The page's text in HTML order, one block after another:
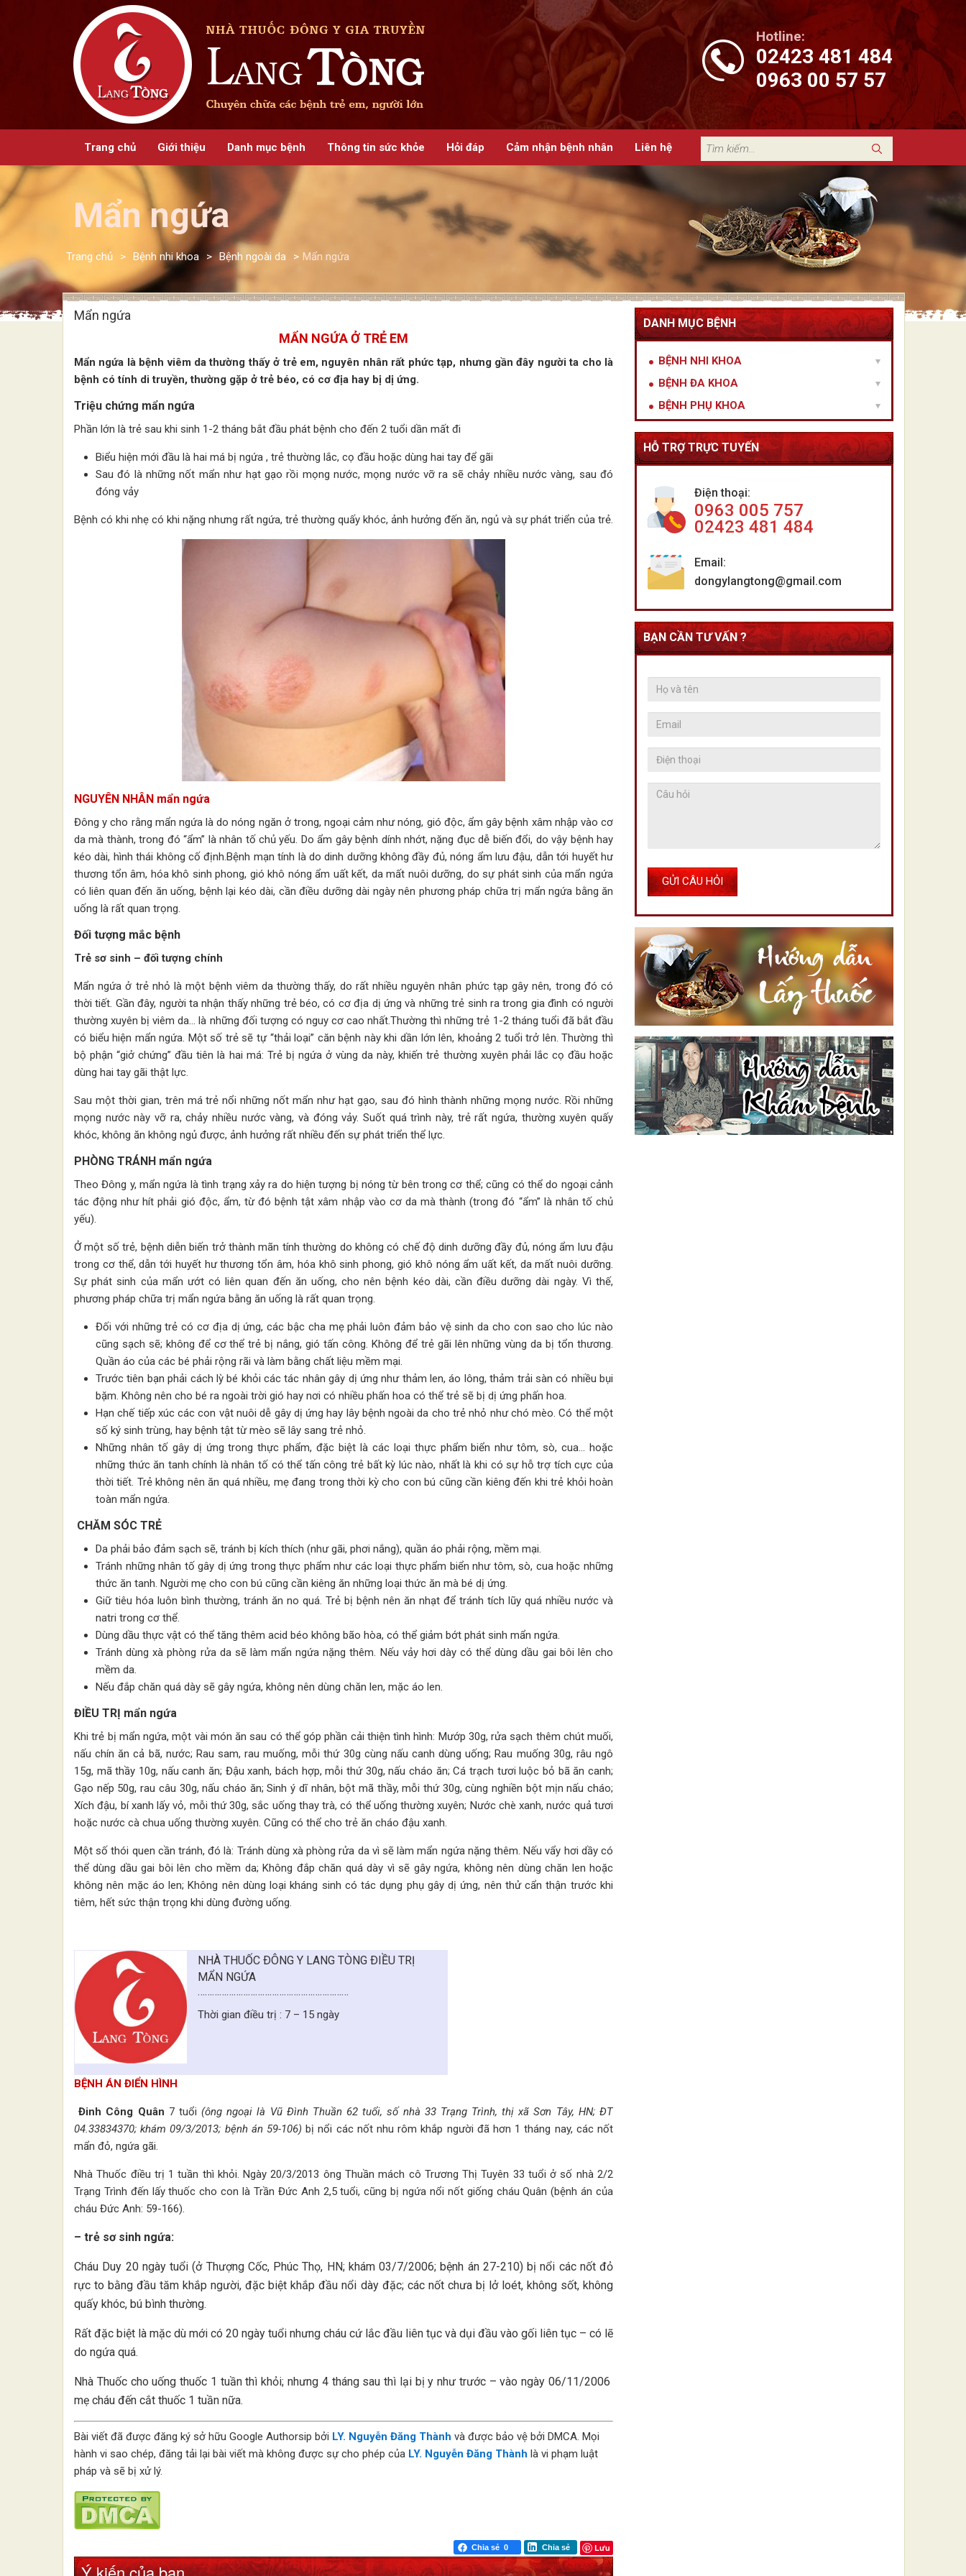
Hotline:
02423 481 484
0963 00 57 57
Trang chủ Giới thiệu Danh mục bệnh Thông tin sức khỏe Hỏi đáp Cảm nhận bệnh nhân Liên hệ
Mẩn ngứa
Trang chủ > Bệnh nhi khoa > Bệnh ngoài da > Mẩn ngứa
Mẩn ngứa
MẨN NGỨA Ở TRẺ EM
Mẩn ngứa là bệnh viêm da thường thấy ở trẻ em, nguyên nhân rất phức tạp, nhưng gần đây người ta cho là
bệnh có tính di truyền, thường gặp ở trẻ béo, có cơ địa hay bị dị ứng.
Triệu chứng mẩn ngứa
Phần lớn là trẻ sau khi sinh 1-2 tháng bắt đầu phát bệnh cho đến 2 tuổi dần mất đi
Biểu hiện mới đầu là hai má bị ngứa , trẻ thường lắc, cọ đầu hoặc dùng hai tay để gãi
Sau đó là những nốt mẩn như hạt gạo rồi mọng nước, mọng nước vỡ ra sẽ chảy nhiều nước vàng, sau đó
đóng vảy
Bệnh có khi nhẹ có khi nặng nhưng rất ngứa, trẻ thường quấy khóc, ảnh hưởng đến ăn, ngủ và sự phát triển của trẻ.
NGUYÊN NHÂN mẩn ngứa
Đông y cho rằng mẩn ngứa là do nóng ngăn ở trong, ngoại cảm như nóng, gió độc, ẩm gây bệnh xâm nhập vào cơ
da mà thành, trong đó “ẩm” là nhân tố chủ yếu. Do ẩm gây bệnh dính nhớt, nặng đục dễ biến đổi, do vậy bệnh hay
kéo dài, hình thái không cố định.Bệnh mạn tính là do dinh dưỡng không đầy đủ, nóng ẩm lưu đậu, dẫn tới huyết hư
thương tổn âm, hóa khô sinh phong, gió khô nóng ẩm uất kết, da mất nuôi dưỡng, do sự phát sinh của mẩn ngứa
có liên quan đến ăn uống, bệnh lại kéo dài, cần điều dưỡng dài ngày nên phương pháp chữa trị mẩn ngứa bằng ăn
uống là rất quan trọng.
Đối tượng mắc bệnh
Trẻ sơ sinh – đối tượng chính
Mẩn ngứa ở trẻ nhỏ là một bệnh viêm da thường thấy, do rất nhiều nguyên nhân phức tạp gây nên, trong đó có
thời tiết. Gần đây, người ta nhận thấy những trẻ béo, có cơ địa dị ứng và những trẻ sinh ra trong gia đình có người
thường xuyên bị viêm da… là những đối tượng có nguy cơ cao nhất.Thường thì những trẻ 1-2 tháng tuổi đã bắt đầu
có biểu hiện mẩn ngứa. Một số trẻ sẽ tự “thải loại” căn bệnh này khi dần lớn lên, khoảng 2 tuổi trở lên. Thường thì
bộ phận “giở chứng” đầu tiên là hai má: Trẻ bị ngứa ở vùng da này, khiến trẻ thường xuyên phải lắc cọ đầu hoặc
dùng hai tay gãi thật lực.
Sau một thời gian, trên má trẻ nổi những nốt mẩn như hạt gạo, sau đó hình thành những mọng nước. Rồi những
mọng nước này vỡ ra, chảy nhiều nước vàng, và đóng vảy. Suốt quá trình này, trẻ rất ngứa, thường xuyên quấy
khóc, không ăn không ngủ được, ảnh hưởng rất nhiều đến sự phát triển thể lực.
PHÒNG TRÁNH mẩn ngứa
Theo Đông y, mẩn ngứa là tình trạng xảy ra do hiện tượng bị nóng từ bên trong cơ thể; cũng có thể do ngoại cảnh
tác động như hít phải gió độc, ẩm, từ đó bệnh tật xâm nhập vào cơ da mà thành (trong đó “ẩm” là nhân tố chủ
yếu).
Ở một số trẻ, bệnh diễn biến trở thành mãn tính thường do không có chế độ dinh dưỡng đầy đủ, nóng ẩm lưu đậu
trong cơ thể, dẫn tới huyết hư thương tổn âm, hóa khô sinh phong, gió khô nóng ẩm uất kết, da mất nuôi dưỡng.
Sự phát sinh của mẩn ướt có liên quan đến ăn uống, cho nên bệnh kéo dài, cần điều dưỡng dài ngày. Vì thế,
phương pháp chữa trị mẩn ngứa bằng ăn uống là rất quan trọng.
Đối với những trẻ có cơ địa dị ứng, các bậc cha mẹ phải luôn đảm bảo vệ sinh da cho con sao cho lúc nào
cũng sạch sẽ; không để cơ thể trẻ bị nắng, gió tấn công. Không để trẻ gãi lên những vùng da bị tổn thương.
Quần áo của các bé phải rộng rãi và làm bằng chất liệu mềm mại.
Trước tiên bạn phải cách lỳ bé khỏi các tác nhân gây dị ứng như thảm len, áo lông, thảm trải sàn có nhiều bụi
bặm. Không nên cho bé ra ngoài trời gió hay nơi có nhiều phấn hoa có thể trẻ sẽ bị dị ứng phấn hoa.
Hạn chế tiếp xúc các con vật nuôi dễ gây dị ứng hay lây bệnh ngoài da cho trẻ nhỏ như chó mèo. Có thể một
số ký sinh trùng, hay bệnh tật từ mèo sẽ lây sang trẻ nhỏ.
Những nhân tố gây dị ứng trong thực phẩm, đặc biệt là các loại thực phẩm biển như tôm, sò, cua… hoặc
những thức ăn tanh chính là nhân tố có thể tấn công trẻ bất kỳ lúc nào, nhất là khi có sự hỗ trợ tích cực của
thời tiết. Trẻ không nên ăn quá nhiều, mẹ đang trong thời kỳ cho con bú cũng cần kiêng đến khi trẻ khỏi hoàn
toàn mẩn ngứa.
CHĂM SÓC TRẺ
Da phải bảo đảm sạch sẽ, tránh bị kích thích (như gãi, phơi nắng), quần áo phải rộng, mềm mại.
Tránh những nhân tố gây dị ứng trong thực phẩm như các loại thực phẩm biển như tôm, sò, cua hoặc những
thức ăn tanh. Người mẹ cho con bú cũng cần kiêng ăn những loại thức ăn mà bé dị ứng.
Giữ tiêu hóa luôn bình thường, tránh ăn no quá. Trẻ bị bệnh nên ăn nhạt để tránh tích lũy quá nhiều nước và
natri trong cơ thể.
Dùng dầu thực vật có thể tăng thêm acid béo không bão hòa, có thể giảm bớt phát sinh mẩn ngứa.
Tránh dùng xà phòng rửa da sẽ làm mẩn ngứa nặng thêm. Nếu vảy hơi dày có thể dùng dầu gai bôi lên cho
mềm da.
Nếu đắp chăn quá dày sẽ gây ngứa, không nên dùng chăn len, mặc áo len.
ĐIỀU TRỊ mẩn ngứa
Khi trẻ bị mẩn ngứa, một vài món ăn sau có thể góp phần cải thiện tình hình: Mướp 30g, rửa sạch thêm chút muối,
nấu chín ăn cả bã, nước; Rau sam, rau muống, mỗi thứ 30g cùng nấu canh dùng uống; Rau muống 30g, râu ngô
15g, mã thầy 10g, nấu canh ăn; Đậu xanh, bách hợp, mỗi thứ 30g, nấu cháo ăn; Cá trạch tươi luộc bỏ bã ăn canh;
Gạo nếp 50g, rau câu 30g, nấu cháo ăn; Sinh ý dĩ nhân, bột mã thầy, mỗi thứ 30g, cùng nghiền bột mịn nấu cháo;
Xích đậu, bí xanh lấy vỏ, mỗi thứ 30g, sắc uống thay trà, có thể uống thường xuyên; Nước chè xanh, nước quả tươi
hoặc nước cà chua uống thường xuyên. Cũng có thể cho trẻ ăn cháo đậu xanh.
Một số thói quen cần tránh, đó là: Tránh dùng xà phòng rửa da vì sẽ làm mẩn ngứa nặng thêm. Nếu vẩy hơi dầy có
thể dùng dầu gai bôi lên cho mềm da; Không đắp chăn quá dày vì sẽ gây ngứa, không nên dùng chăn len hoặc
không nên mặc áo len; Không nên dùng loại kháng sinh có tác dụng phụ gây dị ứng, nên thử cẩn thận trước khi
tiêm, hết sức thận trọng khi dùng đường uống.
NHÀ THUỐC ÐÔNG Y LANG TÒNG ÐIỀU TRỊ
MẨN NGỨA
………………………………………………………
Thời gian điều trị : 7 – 15 ngày
BỆNH ÁN ĐIỂN HÌNH
Đinh Công Quân 7 tuổi (ông ngoại là Vũ Đình Thuần 62 tuổi, số nhà 33 Trạng Trình, thị xã Sơn Tây, HN; ĐT
04.33834370; khám 09/3/2013; bệnh án 59-106) bị nổi các nốt nhu rôm khắp người đã hơn 1 tháng nay, các nốt
mẩn đỏ, ngứa gãi.
Nhà Thuốc điều trị 1 tuần thì khỏi. Ngày 20/3/2013 ông Thuần mách cô Trương Thị Tuyên 33 tuổi ở số nhà 2/2
Trạng Trình đến lấy thuốc cho con là Trần Đức Anh 2,5 tuổi, cũng bị ngứa nổi nốt giống cháu Quân (bệnh án của
cháu Đức Anh: 59-166).
– trẻ sơ sinh ngứa:
Cháu Duy 20 ngày tuổi (ở Thượng Cốc, Phúc Thọ, HN; khám 03/7/2006; bệnh án 27-210) bị nổi các nốt đỏ
rực to bằng đầu tăm khắp người, đặc biệt khắp đầu nổi dày đặc; các nốt chưa bị lở loét, không sốt, không
quấy khóc, bú bình thường.
Rất đặc biệt là mặc dù mới có 20 ngày tuổi nhưng cháu cứ lắc đầu liên tục và dụi đầu vào gối liên tục – có lẽ
do ngứa quá.
Nhà Thuốc cho uống thuốc 1 tuần thì khỏi; nhưng 4 tháng sau thì lại bị y như trước – vào ngày 06/11/2006
mẹ cháu đến cắt thuốc 1 tuần nữa.
Bài viết đã được đăng ký sở hữu Google Authorsip bởi LY. Nguyễn Đăng Thành và được bảo vệ bởi DMCA. Mọi
hành vi sao chép, đăng tải lại bài viết mà không được sự cho phép của LY. Nguyễn Đăng Thành là vi phạm luật
pháp và sẽ bị xử lý.
Chia sẻ 0 Chia sẻ Lưu
DANH MỤC BỆNH
BỆNH NHI KHOA
BỆNH ĐA KHOA
BỆNH PHỤ KHOA
HỖ TRỢ TRỰC TUYẾN
Điện thoại:
0963 005 757
02423 481 484
Email:
dongylangtong@gmail.com
BẠN CẦN TƯ VẤN ?